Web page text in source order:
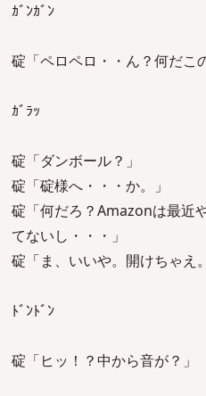
ｶﾞﾝｶﾞﾝ
碇「ペロペロ・・ん？何だこ
ｶﾞﾗｯ
碇「ダンボール？」
碇「碇様へ・・・か。」
碇「何だろ？Amazonは最近
てないし・・・」
碇「ま、いいや。開けちゃえ
ﾄﾞﾝﾄﾞﾝ
碇「ヒッ！？中から音が？」